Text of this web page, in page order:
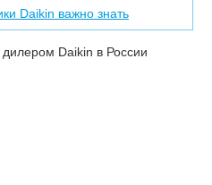
Daikin важно знать
Daikin в России